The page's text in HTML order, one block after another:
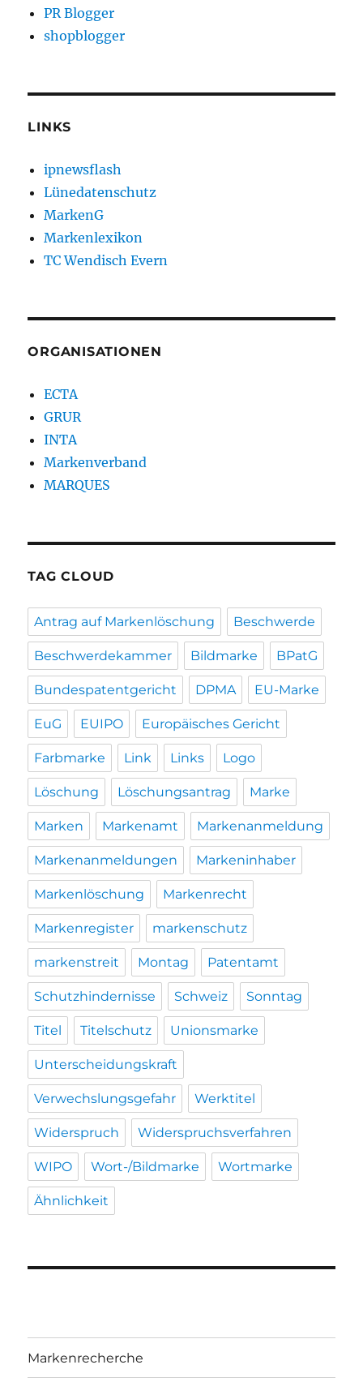
PR Blogger
shopblogger
LINKS
ipnewsflash
Lünedatenschutz
MarkenG
Markenlexikon
TC Wendisch Evern
ORGANISATIONEN
ECTA
GRUR
INTA
Markenverband
MARQUES
TAG CLOUD
Antrag auf Markenlöschung Beschwerde
Beschwerdekammer Bildmarke BPatG
Bundespatentgericht DPMA EU-Marke
EuG EUIPO Europäisches Gericht
Farbmarke Link Links Logo
Löschung Löschungsantrag Marke
Marken Markenamt Markenanmeldung
Markenanmeldungen Markeninhaber
Markenlöschung Markenrecht
Markenregister markenschutz
markenstreit Montag Patentamt
Schutzhindernisse Schweiz Sonntag
Titel Titelschutz Unionsmarke
Unterscheidungskraft
Verwechslungsgefahr Werktitel
Widerspruch Widerspruchsverfahren
WIPO Wort-/Bildmarke Wortmarke
Ähnlichkeit
Markenrecherche